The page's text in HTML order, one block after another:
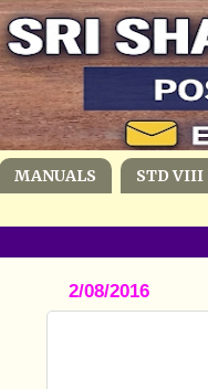
MANUALS STD VIII
2/08/2016